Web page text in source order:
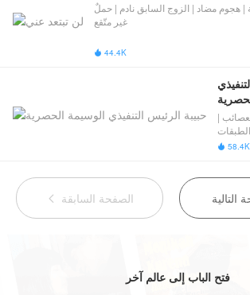
| هجوم مضاد | ​الزوج السابق نادم​​ | حملٌ
غير متّقع
 44.4K
|
الاجتماعية
 58.4K
 الصفحة السابقة
فتح الباب إلى عالم آخر